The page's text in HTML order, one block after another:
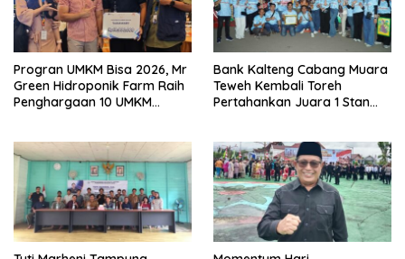
Progran UMKM Bisa 2026, Mr
Green Hidroponik Farm Raih
Penghargaan 10 UMKM
Bank Kalteng Cabang Muara
Teweh Kembali Toreh
Pertahankan Juara 1 Stan